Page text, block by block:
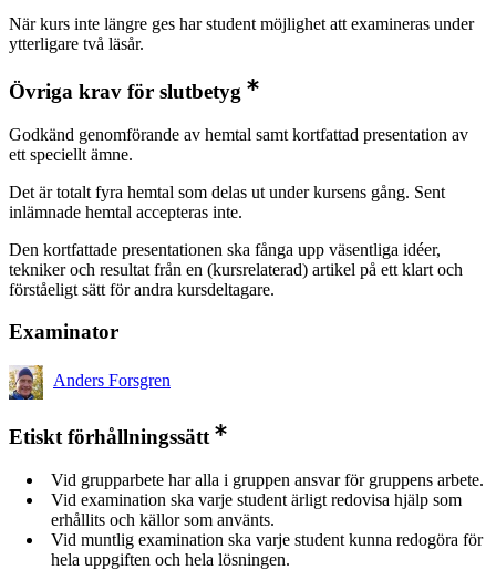
När kurs inte längre ges har student möjlighet att examineras under
ytterligare två läsår.
Övriga krav för slutbetyg
Godkänd genomförande av hemtal samt kortfattad presentation av
ett speciellt ämne.
Det är totalt fyra hemtal som delas ut under kursens gång. Sent
inlämnade hemtal accepteras inte.
Den kortfattade presentationen ska fånga upp väsentliga idéer,
tekniker och resultat från en (kursrelaterad) artikel på ett klart och
förståeligt sätt för andra kursdeltagare.
Examinator
Anders Forsgren
Etiskt förhållningssätt
Vid grupparbete har alla i gruppen ansvar för gruppens arbete.
Vid examination ska varje student ärligt redovisa hjälp som
erhållits och källor som använts.
Vid muntlig examination ska varje student kunna redogöra för
hela uppgiften och hela lösningen.